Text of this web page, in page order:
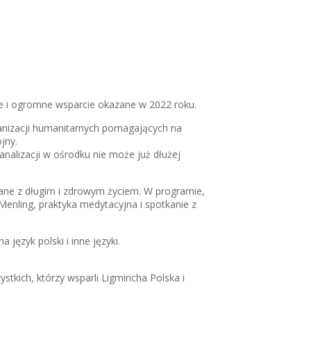
i ogromne wsparcie okazane w 2022 roku.
humanitarnych pomagających na
w ośrodku nie może już dłużej
z długim i zdrowym życiem. W programie,
praktyka medytacyjna i spotkanie z
język polski i inne języki.
którzy wsparli Ligmincha Polska i